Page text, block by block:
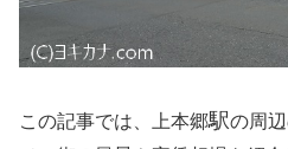
この記事では、上本郷駅の周